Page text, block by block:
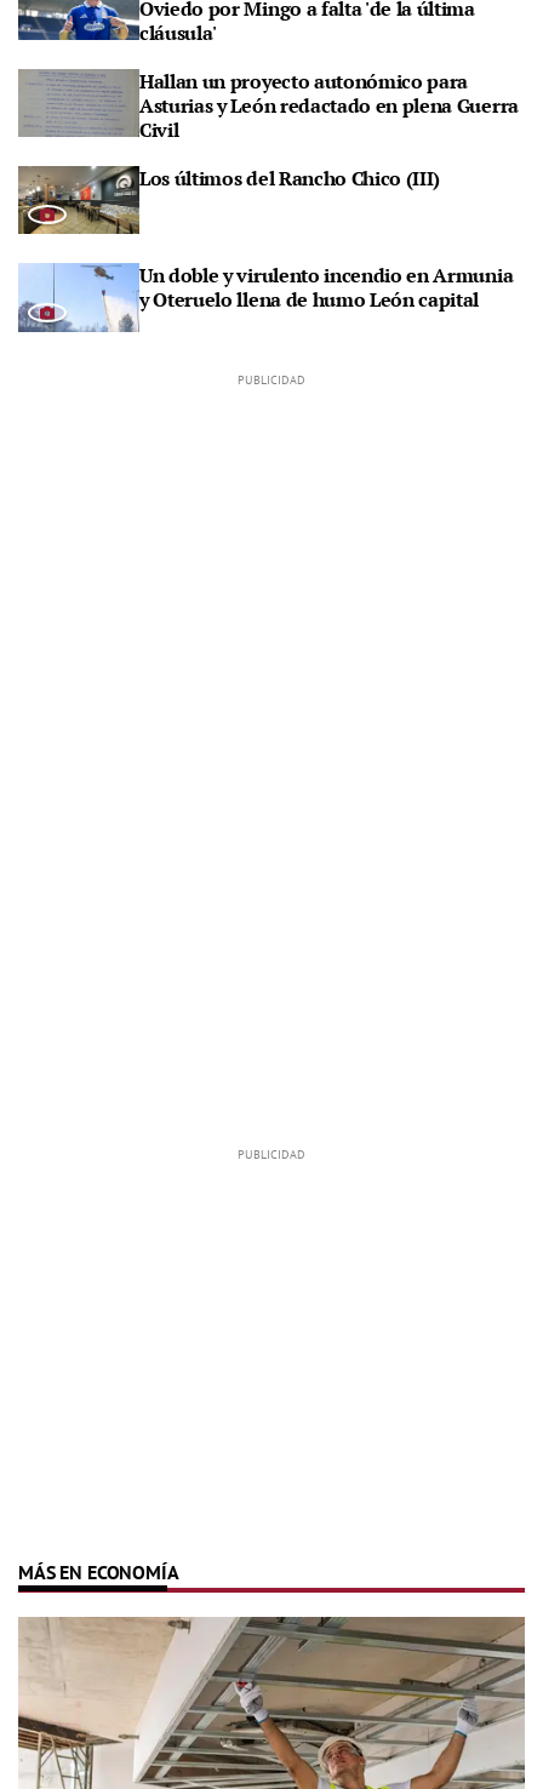
Oviedo por Mingo a falta 'de la última
cláusula'
Hallan un proyecto autonómico para
Asturias y León redactado en plena Guerra
Civil
Los últimos del Rancho Chico (III)
Un doble y virulento incendio en Armunia
y Oteruelo llena de humo León capital
MÁS EN ECONOMÍA